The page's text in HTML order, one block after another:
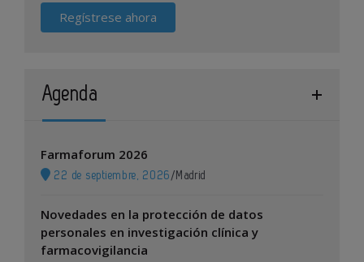
Regístrese ahora
Agenda
Farmaforum 2026
22 de septiembre, 2026 / Madrid
Novedades en la protección de datos
personales en investigación clínica y
farmacovigilancia